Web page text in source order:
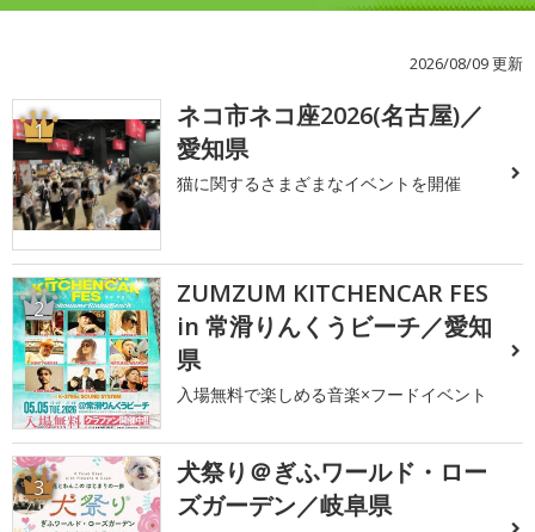
2026/08/09 更新
1
ネコ市ネコ座2026(名古屋)／
愛知県
猫に関するさまざまなイベントを開催
2
ZUMZUM KITCHENCAR FES
in 常滑りんくうビーチ／愛知
県
入場無料で楽しめる音楽×フードイベント
3
犬祭り＠ぎふワールド・ロー
ズガーデン／岐阜県